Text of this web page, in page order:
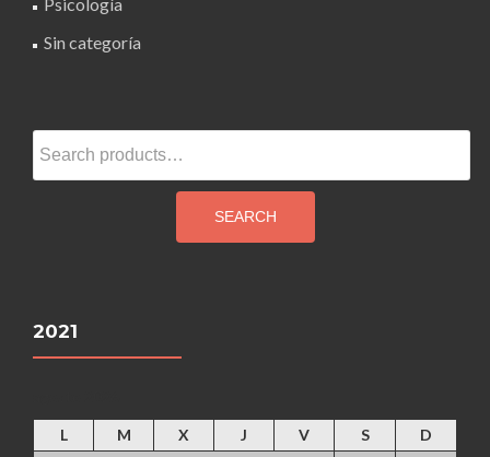
Sin categoría
Search
for:
SEARCH
2021
L M X J V S
D